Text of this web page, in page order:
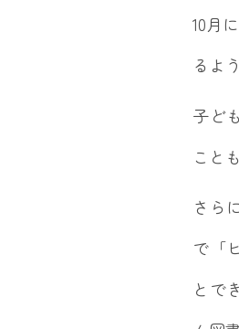
10月
るよ
子ど
こと
さら
で「
とで